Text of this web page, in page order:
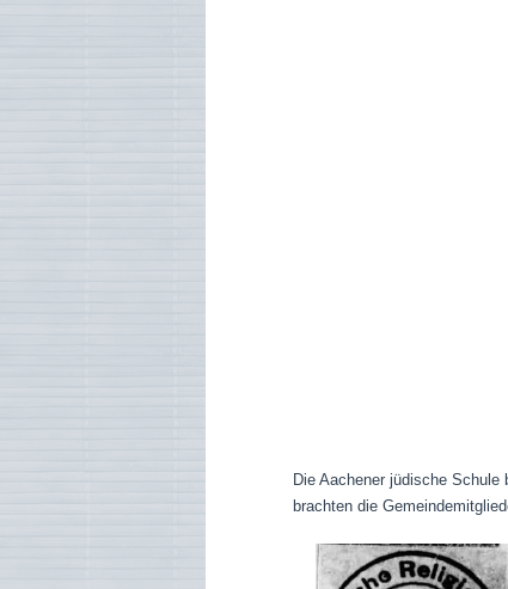
Die Aachener jüdische
brachten die